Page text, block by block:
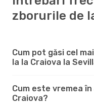
zborurile de
Cum pot găsi cel
la la Craiova la
Cum este vremea
Craiova?